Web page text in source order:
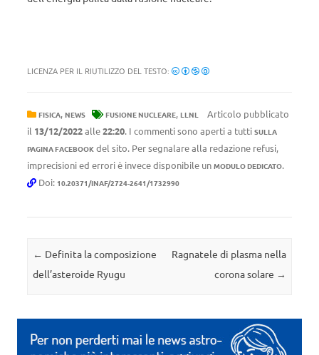
LICENZA PER IL RIUTILIZZO DEL TESTO:
FISICA, NEWS FUSIONE NUCLEARE, LLNL
Articolo pubblicato
il 13/12/2022alle22:20. I commenti sono aperti a tutti SULLA
PAGINA FACEBOOK del sito. Per segnalare alla redazione refusi,
imprecisioni ed errori è invece disponibile un MODULO DEDICATO.
Doi: 10.20371/INAF/2724-2641/1732990
Navigazione articolo
← Definita la composizione
dell’asteroide Ryugu
Ragnatele di plasma nella
corona solare →